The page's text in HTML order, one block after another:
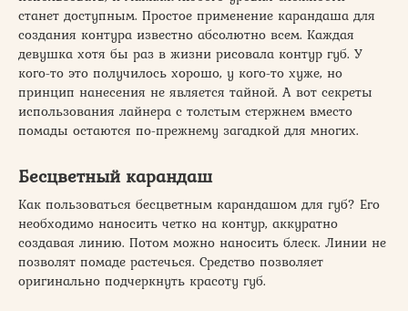
станет доступным. Простое применение карандаша для
создания контура известно абсолютно всем. Каждая
девушка хотя бы раз в жизни рисовала контур губ. У
кого-то это получилось хорошо, у кого-то хуже, но
принцип нанесения не является тайной. А вот секреты
использования лайнера с толстым стержнем вместо
помады остаются по-прежнему загадкой для многих.
Бесцветный карандаш
Как пользоваться бесцветным карандашом для губ? Его
необходимо наносить четко на контур, аккуратно
создавая линию. Потом можно наносить блеск. Линии не
позволят помаде растечься. Средство позволяет
оригинально подчеркнуть красоту губ.